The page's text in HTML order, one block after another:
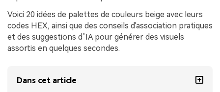
Voici 20 idées de palettes de couleurs beige avec leurs
codes HEX, ainsi que des conseils d'association pratiques
et des suggestions d’IA pour générer des visuels
assortis en quelques secondes.
Dans cet article